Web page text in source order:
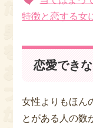
特徴と恋する女
恋愛でき
女性よりもほん
とがある人の数